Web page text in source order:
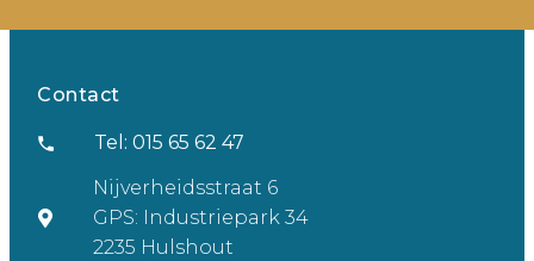
Contact
Tel: 015 65 62 47
Nijverheidsstraat 6
GPS: Industriepark 34
2235 Hulshout